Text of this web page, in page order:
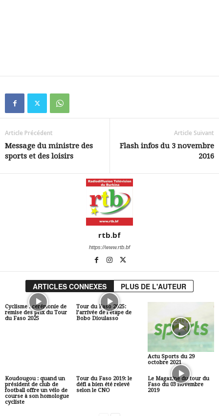
Article Précédent
Message du ministre des
sports et des loisirs
Article Suivant
Flash infos du 3 novembre
2016
rtb.bf
https://www.rtb.bf
ARTICLES CONNEXES PLUS DE L'AUTEUR
Cyclisme : cérémonie de
remise des prix du Tour
du Faso 2025
Tour du Faso 2025:
l’arrivée de l’étape de
Bobo Dioulasso
Actu Sports du 29
octobre 2021
Koudougou : quand un
président de club de
football offre un vélo de
course à son homologue
cycliste
Tour du Faso 2019: le
défi a bien été relevé
selon le CNO
Le Magazine du tour du
Faso du 03 novembre
2019